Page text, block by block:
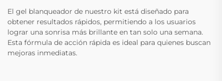
El gel blanqueador de nuestro kit está diseñado para
obtener resultados rápidos, permitiendo a los usuarios
lograr una sonrisa más brillante en tan solo una semana.
Esta fórmula de acción rápida es ideal para quienes buscan
mejoras inmediatas.